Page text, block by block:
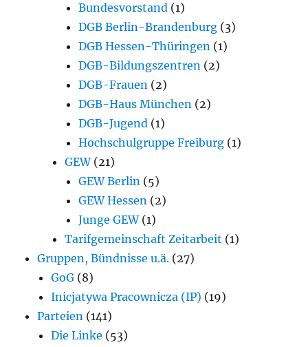
Bundesvorstand (1)
DGB Berlin-Brandenburg (3)
DGB Hessen-Thüringen (1)
DGB-Bildungszentren (2)
DGB-Frauen (2)
DGB-Haus München (2)
DGB-Jugend (1)
Hochschulgruppe Freiburg (1)
GEW(21)
GEW Berlin (5)
GEW Hessen (2)
Junge GEW(1)
Tarifgemeinschaft Zeitarbeit (1)
Gruppen, Bündnisse u.ä. (27)
GoG (8)
Inicjatywa Pracownicza (IP) (19)
Parteien (141)
Die Linke (53)